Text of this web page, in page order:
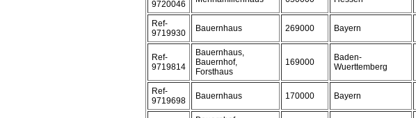
9720046
Ref-
9719930
Bauernhaus 269000 Bayern
Ref-
9719814
Bauernhaus,
Bauernhof,
Forsthaus
169000
Baden-
Wuerttemberg
Ref-
9719698
Bauernhaus 170000 Bayern